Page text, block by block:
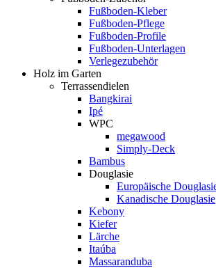
Fußboden-Kleber
Fußboden-Pflege
Fußboden-Profile
Fußboden-Unterlagen
Verlegezubehör
Holz im Garten
Terrassendielen
Bangkirai
Ipé
WPC
megawood
Simply-Deck
Bambus
Douglasie
Europäische
Kanadische Douglasie
Kebony
Kiefer
Lärche
Itaúba
Massaranduba